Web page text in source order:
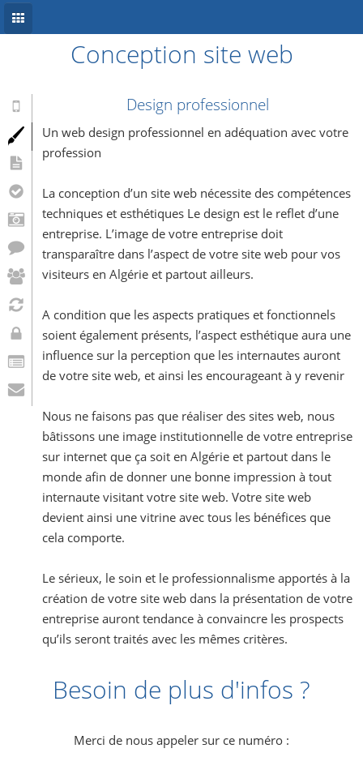
Accueil
Développement mobile
Système d’information
Informations
Conception site web
Design professionnel
Un web design professionnel en adéquation avec votre
profession
La conception d’un site web nécessite des compétences
techniques et esthétiques Le design est le reflet d’une
entreprise. L’image de votre entreprise doit
transparaître dans l’aspect de votre site web pour vos
visiteurs en Algérie et partout ailleurs.
A condition que les aspects pratiques et fonctionnels
soient également présents, l’aspect esthétique aura une
influence sur la perception que les internautes auront
de votre site web, et ainsi les encourageant à y revenir
Nous ne faisons pas que réaliser des sites web, nous
bâtissons une image institutionnelle de votre entreprise
sur internet que ça soit en Algérie et partout dans le
monde afin de donner une bonne impression à tout
internaute visitant votre site web. Votre site web
devient ainsi une vitrine avec tous les bénéfices que
cela comporte.
Le sérieux, le soin et le professionnalisme apportés à la
création de votre site web dans la présentation de votre
entreprise auront tendance à convaincre les prospects
qu’ils seront traités avec les mêmes critères.
Besoin de plus d'infos ?
Merci de nous appeler sur ce numéro :